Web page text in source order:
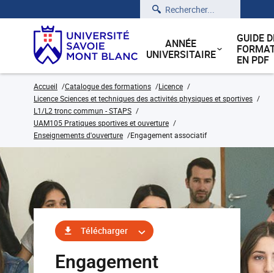
Rechercher
ANNÉE
UNIVERSITAIRE
GUIDE
EN PDF
Accueil Catalogue des formations
Licence
Licence Sciences et techniques des activités physiques et sportives
L1/L2 tronc commun - STAPS
UAM105 Pratiques sportives et ouverture
Enseignements d'ouverture
Engagement associatif
Télécharger
Engagement